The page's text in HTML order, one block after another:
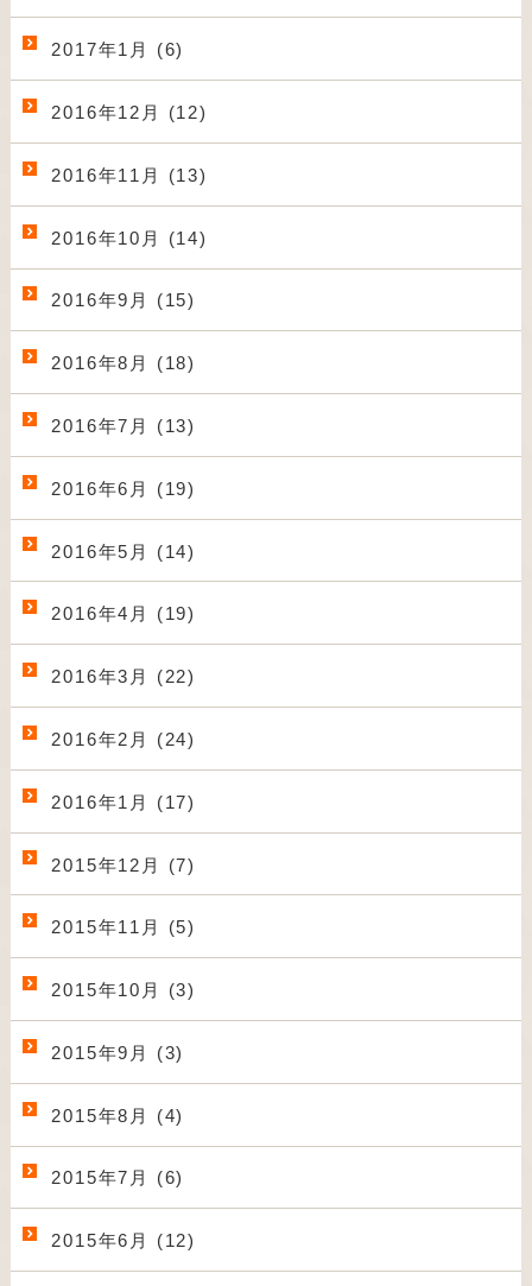
2017年1月 (6)
2016年12月 (12)
2016年11月 (13)
2016年10月 (14)
2016年9月 (15)
2016年8月 (18)
2016年7月 (13)
2016年6月 (19)
2016年5月 (14)
2016年4月 (19)
2016年3月 (22)
2016年2月 (24)
2016年1月 (17)
2015年12月 (7)
2015年11月 (5)
2015年10月 (3)
2015年9月 (3)
2015年8月 (4)
2015年7月 (6)
2015年6月 (12)